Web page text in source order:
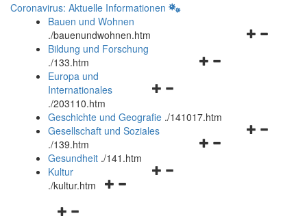
Coronavirus: Aktuelle Informationen
Bauen und Wohnen
./bauenundwohnen.htm
Navigationsmenü
Bildung und Forschung
./133.htm
Navigationsmenü
und
schließen
Europa und
Internationales
./203110.htm
Geschichte und Geografie ./141017.htm
Navigationsmenü
Gesellschaft und Soziales
./139.htm
Navigationsmenü
Gesundheit ./141.htm
Navigationsmenü
Kultur
./kultur.htm
Navigationsmenü